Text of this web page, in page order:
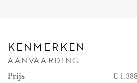
van de stad of daarbuiten.
Indeling:
De verzorgde gezamenlijke entree is
KENMERKEN
AANVAARDING
Prijs €